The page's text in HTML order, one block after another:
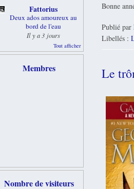
Bonne
Publié par
Libellés :
Le
Fattorius
Deux ados amoureux au
bord de l'eau
Il y a 3 jours
Tout afficher
Membres
Nombre de visiteurs